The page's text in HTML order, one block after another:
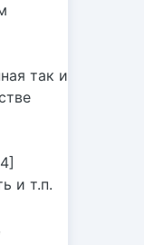
так и
и т.п.